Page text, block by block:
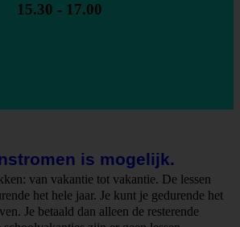
15.30 - 17.00
is mogelijk.
van vakantie tot vakantie. De lessen
het hele jaar. Je kunt je gedurende het
Je betaald dan alleen de resterende